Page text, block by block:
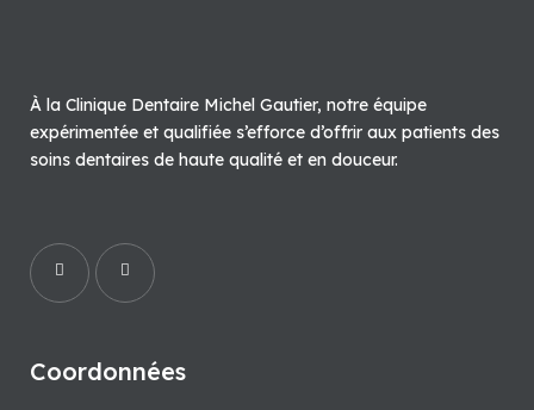
À la Clinique Dentaire Michel Gautier, notre équipe
expérimentée et qualifiée s’efforce d’offrir aux patients des
soins dentaires de haute qualité et en douceur.
Coordonnées